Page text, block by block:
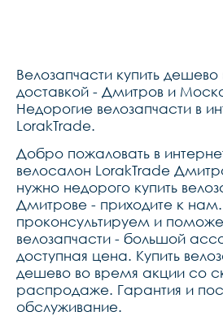
Велозапчасти купить
доставкой - Дмитров и
Недорогие велозапчасти в
LorakTrade.
Добро пожаловать в
велосалон LorakTrade
нужно недорого купить
Дмитрове - приходите к
проконсультируем и
велозапчасти - большой
доступная цена. Купить
дешево во время акции со
распродаже. Гарантия и
обслуживание.